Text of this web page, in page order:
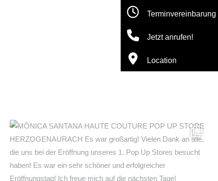
Terminvereinbarung
Jetzt anrufen!
Location